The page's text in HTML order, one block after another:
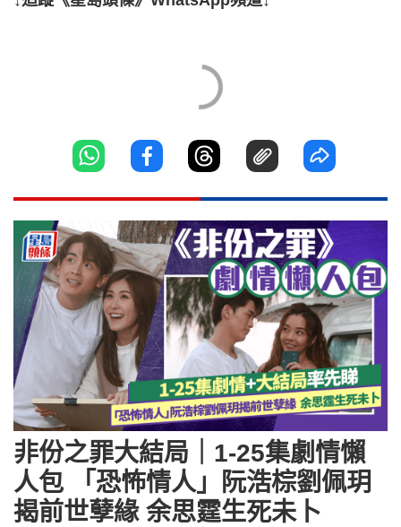
非份之罪大結局｜1-25集劇情懶
人包 「恐怖情人」阮浩棕劉佩玥
揭前世孽緣 余思霆生死未卜